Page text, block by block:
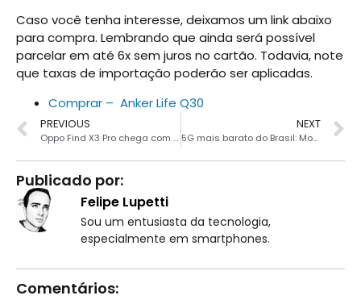
Caso você tenha interesse, deixamos um link abaixo
para compra. Lembrando que ainda será possível
parcelar em até 6x sem juros no cartão. Todavia, note
que taxas de importação poderão ser aplicadas.
Comprar – Anker Life Q30
PREVIOUS
Oppo Find X3 Pro chega com duas câmeras de 50MP e Snapdragon 888
NEXT
5G mais barato do Brasil: Moto G 5G Plus por R$ 1979
Publicado por:
Felipe Lupetti
Sou um entusiasta da tecnologia,
especialmente em smartphones.
Comentários: